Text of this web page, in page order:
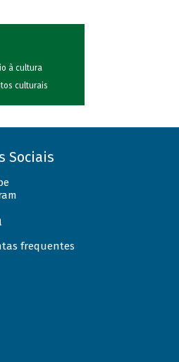
à cultura
culturais
Sociais
frequentes